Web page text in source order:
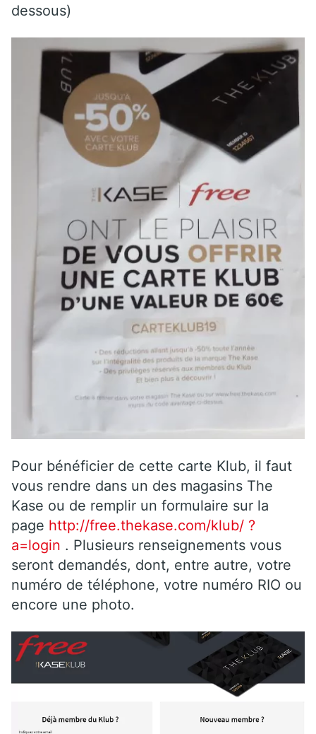
dessous)
Pour bénéficier de cette carte Klub, il faut
vous rendre dans un des magasins The
Kase ou de remplir un formulaire sur la
page http://free.thekase.com/klub/ ?
a=login . Plusieurs renseignements vous
seront demandés, dont, entre autre, votre
numéro de téléphone, votre numéro RIO ou
encore une photo.